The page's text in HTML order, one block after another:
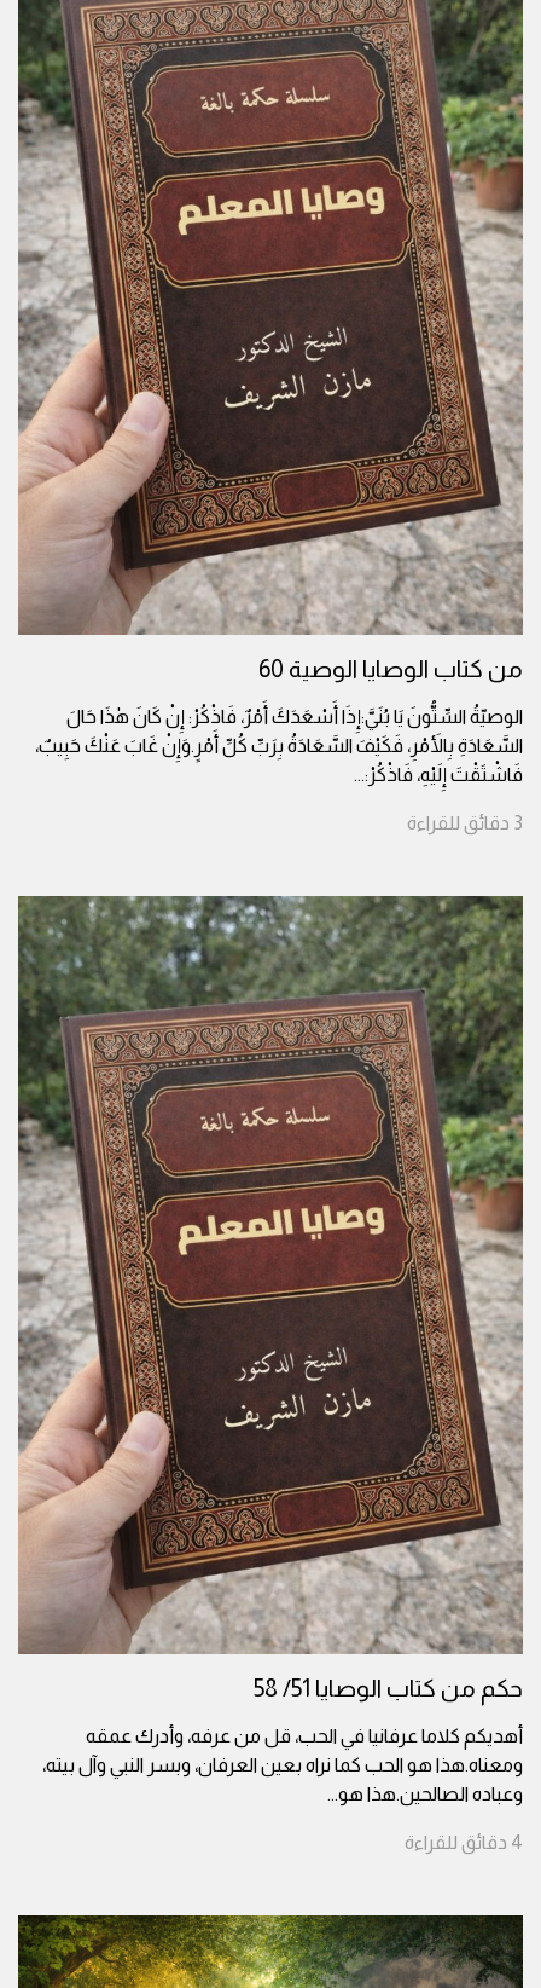
من كتاب الوصايا الوصية 60
الوصيّةُ السِّتُّونَ يَا بُنَيَّ:إِذَا أَسْعَدَكَ أَمْرٌ، فَاذْكُرْ: إِنْ كَانَ هٰذَا حَالَ
السَّعَادَةِ بِالأَمْرِ، فَكَيْفَ السَّعَادَةُ بِرَبِّ كُلِّ أَمْرٍ.وَإِنْ غَابَ عَنْكَ حَبِيبٌ،
فَاشْتَقْتَ إِلَيْهِ، فَاذْكُرْ:...
3 دقائق للقراءة
حكم من كتاب الوصايا 51/ 58
أهديكم كلاما عرفانيا في الحب، قل من عرفه، وأدرك عمقه
ومعناه.هذا هو الحب كما نراه بعين العرفان، وبسر النبي وآل بيته،
وعباده الصالحين.هذا هو...
4 دقائق للقراءة